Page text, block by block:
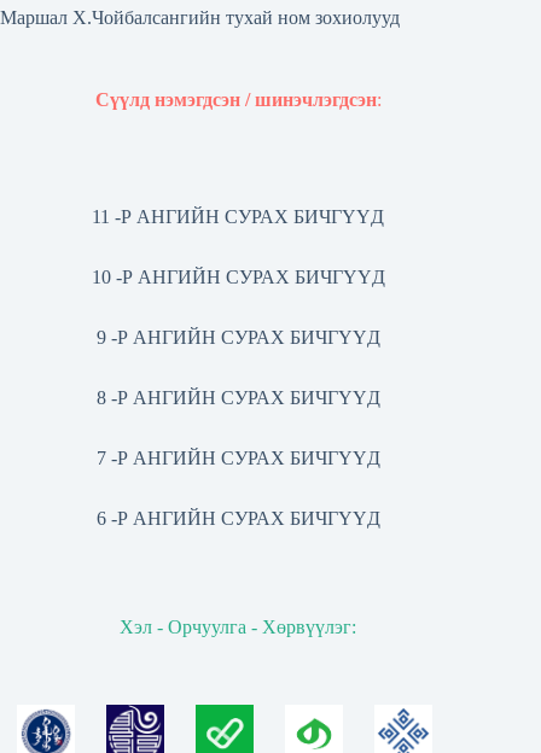
Маршал Х.Чойбалсангийн тухай ном зохиолууд
Сүүлд нэмэгдсэн / шинэчлэгдсэн:
11 -Р АНГИЙН СУРАХ БИЧГҮҮД
10 -Р АНГИЙН СУРАХ БИЧГҮҮД
9 -Р АНГИЙН СУРАХ БИЧГҮҮД
8 -Р АНГИЙН СУРАХ БИЧГҮҮД
7 -Р АНГИЙН СУРАХ БИЧГҮҮД
6 -Р АНГИЙН СУРАХ БИЧГҮҮД
Хэл - Орчуулга - Хөрвүүлэг: